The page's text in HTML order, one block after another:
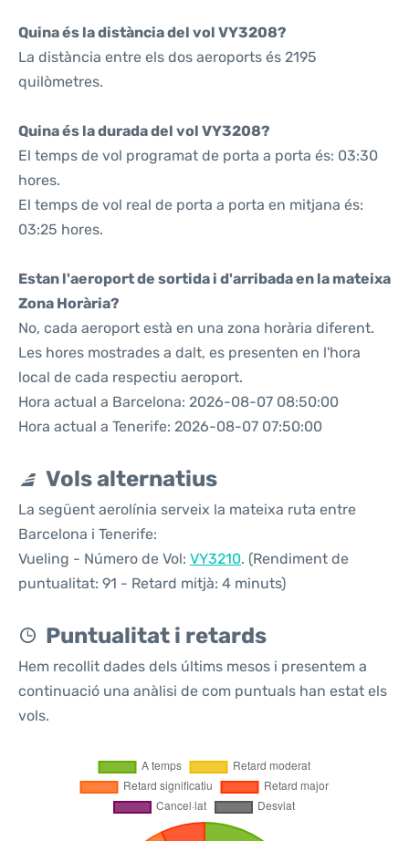
Quina és la distància del vol VY3208?
La distància entre els dos aeroports és 2195
quilòmetres.
Quina és la durada del vol VY3208?
El temps de vol programat de porta a porta és: 03:30
hores.
El temps de vol real de porta a porta en mitjana és:
03:25 hores.
Estan l'aeroport de sortida i d'arribada en la mateixa
Zona Horària?
No, cada aeroport està en una zona horària diferent.
Les hores mostrades a dalt, es presenten en l'hora
local de cada respectiu aeroport.
Hora actual a Barcelona: 2026-08-07 08:50:00
Hora actual a Tenerife: 2026-08-07 07:50:00
Vols alternatius
La següent aerolínia serveix la mateixa ruta entre
Barcelona i Tenerife:
Vueling - Número de Vol: VY3210. (Rendiment de
puntualitat: 91 - Retard mitjà: 4 minuts)
Puntualitat i retards
Hem recollit dades dels últims mesos i presentem a
continuació una anàlisi de com puntuals han estat els
vols.